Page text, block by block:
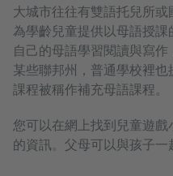
大城市往往有雙語托兒所
為學齡兒童提供以母語授
自己的母語學習閱讀與寫
某些聯邦州，普通學校裡
課程被稱作補充母語課程。
您可以在網上找到兒童遊
的資訊。父母可以與孩子一